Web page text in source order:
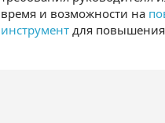
время и возможности на
инструмент для повышения